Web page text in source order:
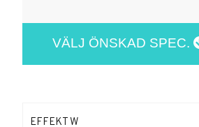
VÄLJ ÖNSKAD SPEC.
EFFEKT W